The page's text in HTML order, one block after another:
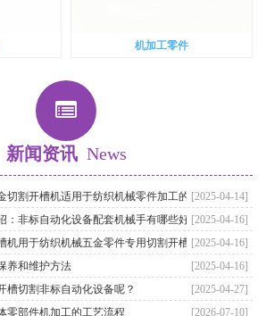
机加工零件
新闻资讯 News
[2025-04-14]
切割开槽机适用于纺织机械零件加工的特点
[2025-04-16]
：非标自动化设备配套机械手有哪些好处？
[2025-04-16]
机用于纺织机械五金零件专用切割开槽
[2025-04-16]
养和维护方法
[2025-04-27]
槽切割非标自动化设备呢？
[2026-07-10]
零部件机加工的工艺流程